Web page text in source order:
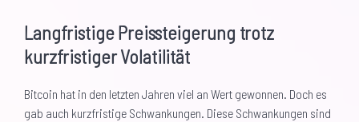
Langfristige Preissteigerung trotz
kurzfristiger Volatilität
Bitcoin hat in den letzten Jahren viel an Wert gewonnen. Doch es
gab auch kurzfristige Schwankungen. Diese Schwankungen sind